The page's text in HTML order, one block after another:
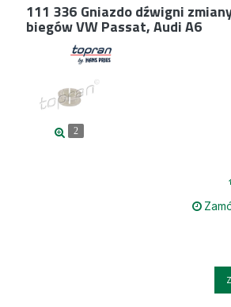
111 336 Gniazdo dźwigni
biegów VW Passat, Audi A6
2